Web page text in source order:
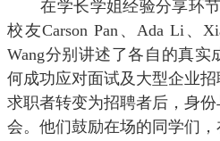
在学长学姐经验分享环
校友Carson Pan 、Ada Li 、
Wang分别讲述了各自的真实
何成功应对面试及大型企业
求职者转变为招聘者后，身
会。他们鼓励在场的同学们